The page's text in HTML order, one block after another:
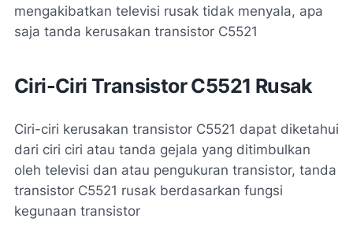
mengakibatkan televisi rusak tidak menyala, apa
saja tanda kerusakan transistor C5521
Ciri-Ciri Transistor C5521 Rusak
Ciri-ciri kerusakan transistor C5521 dapat diketahui
dari ciri ciri atau tanda gejala yang ditimbulkan
oleh televisi dan atau pengukuran transistor, tanda
transistor C5521 rusak berdasarkan fungsi
kegunaan transistor